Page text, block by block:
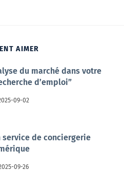
AIMER
du marché dans votre
d’emploi”
09-02
service de conciergerie
09-26